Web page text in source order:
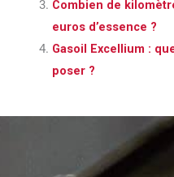
Combien de kilomètres peut-on parcourir avec 20
euros d’essence ?
Gasoil Excellium : quels problèmes peut-il vraiment
poser ?